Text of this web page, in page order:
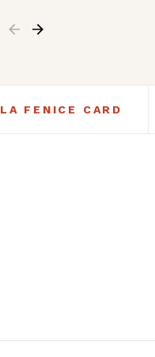
LA FENICE CARD